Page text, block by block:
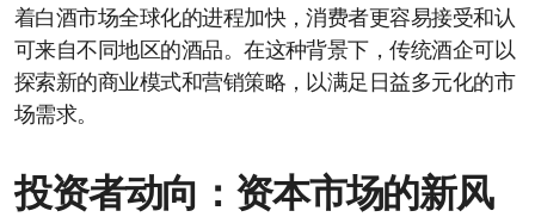
着白酒市场全球化的进程加快，消费者更容易接受和认
可来自不同地区的酒品。在这种背景下，传统酒企可以
探索新的商业模式和营销策略，以满足日益多元化的市
场需求。
投资者动向：资本市场的新风